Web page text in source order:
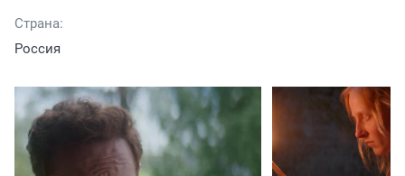
Страна:
Россия